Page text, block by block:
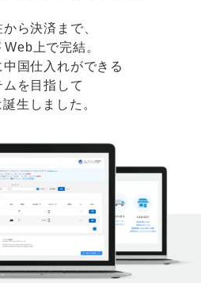
ら決済まで、
上で完結。
国仕入れができる
ムを目指して
生しました。